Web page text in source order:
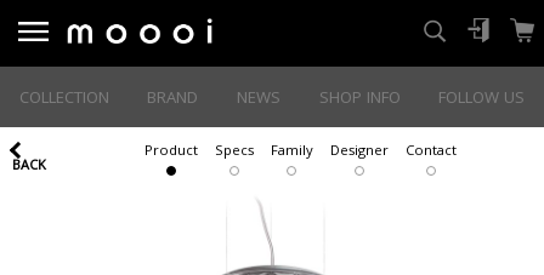
COLLECTION BRAND NEWS SHOP INFO FOLLOW US
BACK
Product Specs Family Designer Contact